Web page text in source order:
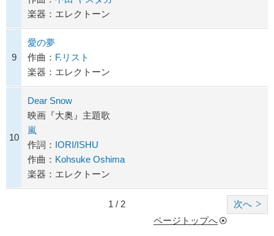
楽器：エレクトーン
9
愛の夢
作曲： F.リスト
楽器：エレクトーン
10
Dear Snow
映画『大奥』主題歌
嵐
作詞： IORI/ISHU
作曲： Kohsuke Oshima
楽器：エレクトーン
次へ
1 / 2
ページトップへ